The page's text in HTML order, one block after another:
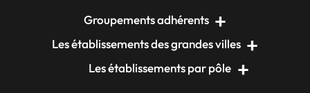
Groupements adhérents
Les établissements des grandes villes
Les établissements par pôle